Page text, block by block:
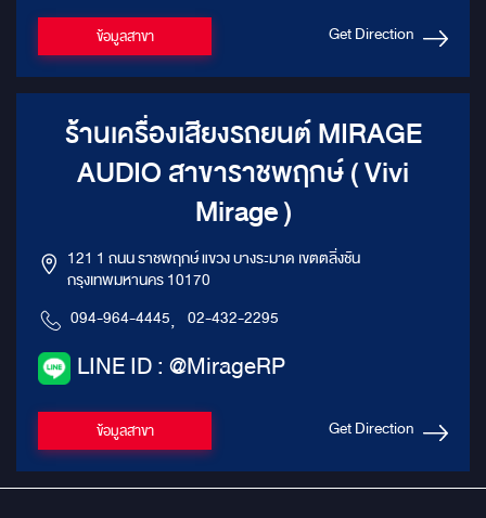
ข้อมูลสาขา Get Direction
ร้านเครื่องเสียงรถยนต์ MIRAGE
AUDIO สาขาราชพฤกษ์ ( Vivi
Mirage )
121 1 ถนน ราชพฤกษ์ แขวง บางระมาด เขตตลิ่งชัน
กรุงเทพมหานคร 10170
094-964-4445, 02-432-2295
LINE ID : @MirageRP
ข้อมูลสาขา Get Direction